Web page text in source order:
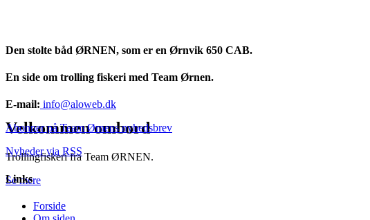
Velkommen ombord
Trollingfiskeri fra Team ØRNEN.
Se mere
Den stolte båd ØRNEN, som er en Ørnvik 650 CAB.
En side om trolling fiskeri med Team Ørnen.
E-mail: info@aloweb.dk
Abonner på Team Ørnens nyhedsbrev
Nyheder via RSS
Links
Forside